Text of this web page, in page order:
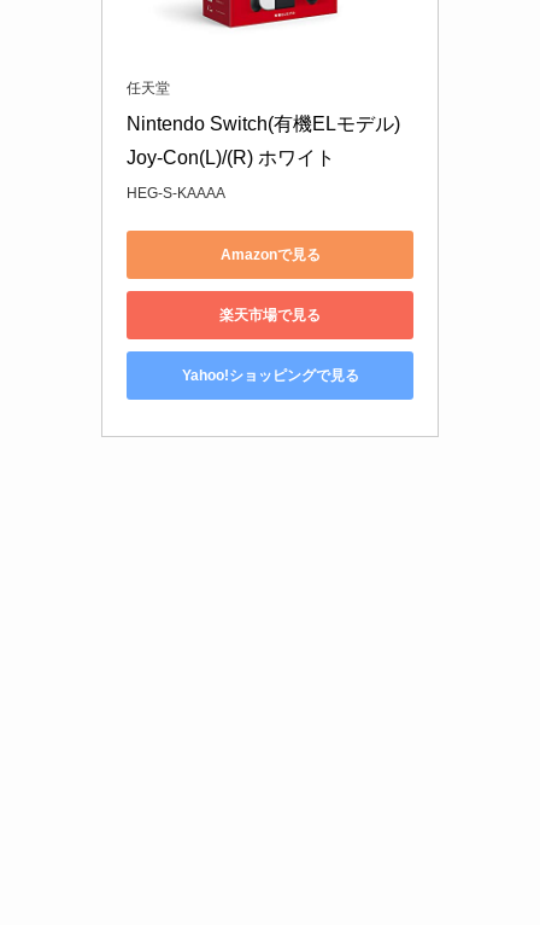
任天堂
Nintendo Switch(有機ELモデル)
Joy-Con(L)/(R) ホワイト
HEG-S-KAAAA
Amazonで見る
楽天市場で見る
Yahoo!ショッピングで見る